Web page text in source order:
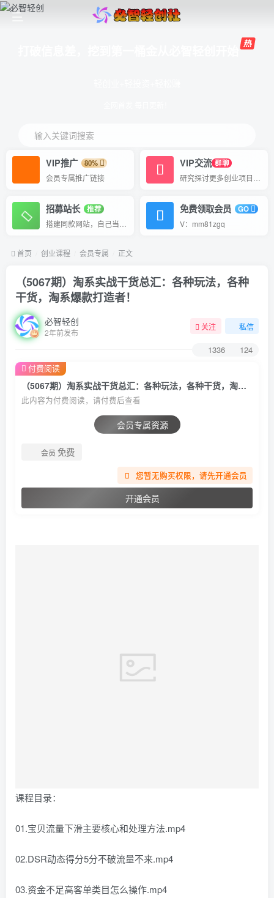
输入关键词搜索
VIP推广
80%
会员专属推广链接
VIP交流 群聊
招募站长
推荐
免费领取会员
GO
V：mm81zgq
首页 创业课程 会员专属 正文
（5067期）淘系实战干货总汇：各种玩法，各种
干货，淘系爆款打造者！
必智轻创
2年前发布
关注 私信
1336 124
（5067期）淘系实战干货总汇：各种玩法，各种干货，淘系爆款打造者！
此内容为付费阅读，请付费后查看
会员专属资源
会员 免费
您暂无购买权限，请先开通会员
开通会员
付费阅读
课程目录：
01.宝贝流量下滑主要核心和处理方法.mp4
02.DSR动态得分5分不破流量不来.mp4
03.资金不足高客单类目怎么操作.mp4